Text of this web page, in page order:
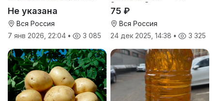
Не указана
Вся Россия
7 янв 2026, 22:04 • 3 085
Золотая Семечка
75 ₽
Вся Россия
24 дек 2025, 14:38 • 3 325